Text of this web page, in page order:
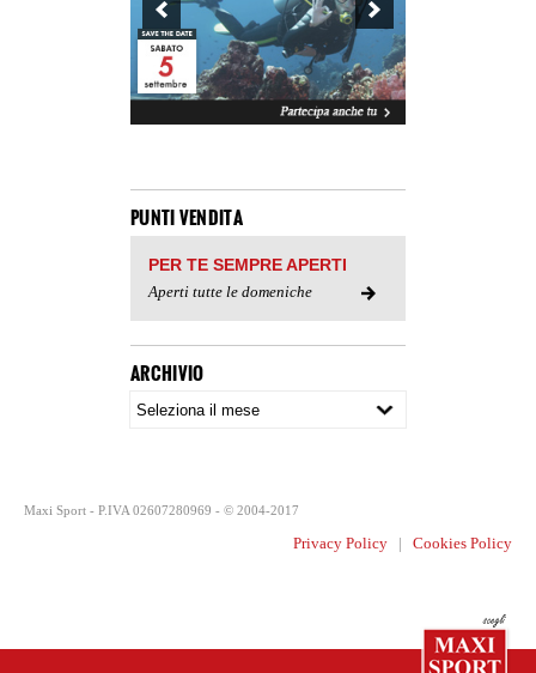
PUNTI VENDITA
PER TE SEMPRE APERTI
Aperti tutte le domeniche
ARCHIVIO
Maxi Sport - P.IVA 02607280969 - © 2004-2017
Privacy Policy| Cookies Policy